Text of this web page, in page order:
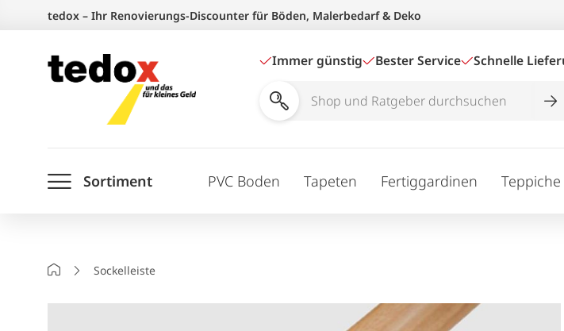
springen
tedox – Ihr Renovierungs-Discounter für Böden, Malerbedarf & Deko
Immer günstig Bester Service Schnelle
Shop
durchsuchen
Sortiment PVC Boden Tapeten Fertiggardinen Teppiche
StartseiteSockelleiste